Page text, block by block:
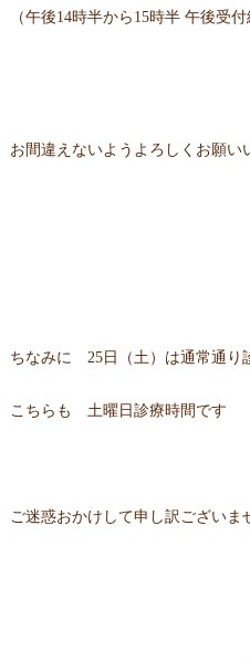
（午後14時半から15時半 午後受付
お間違えないようよろしくお願い
ちなみに 25日（土）は通常通り
こちらも 土曜日診療時間です
ご迷惑おかけして申し訳ございま